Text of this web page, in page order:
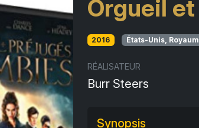
Orgueil
2016 États-Unis,
RÉALISATEUR
Burr Steers
Synopsis